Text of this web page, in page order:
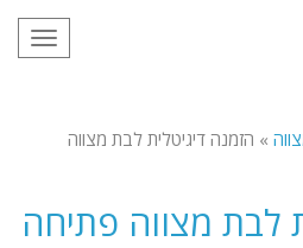
» הזמנה דיגיטלית לבת מצווה
לבת מצווה פתיחה